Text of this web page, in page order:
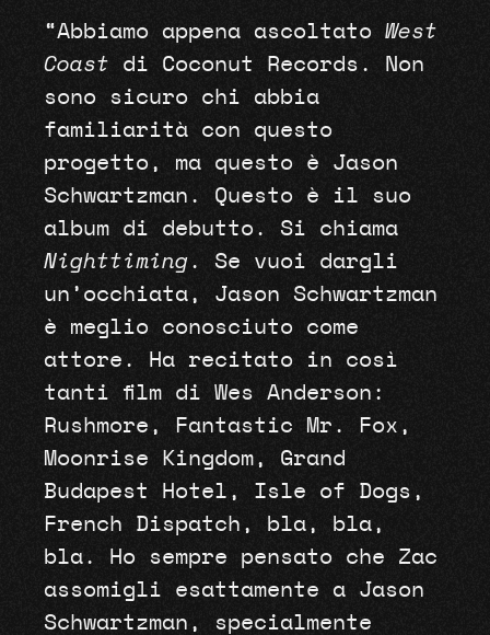
“Abbiamo appena ascoltato West
Coast di Coconut Records. Non
sono sicuro chi abbia
familiarità con questo
progetto, ma questo è Jason
Schwartzman. Questo è il suo
album di debutto. Si chiama
Nighttiming. Se vuoi dargli
un’occhiata, Jason Schwartzman
è meglio conosciuto come
attore. Ha recitato in così
tanti film di Wes Anderson:
Rushmore, Fantastic Mr. Fox,
Moonrise Kingdom, Grand
Budapest Hotel, Isle of Dogs,
French Dispatch, bla, bla,
bla. Ho sempre pensato che Zac
assomigli esattamente a Jason
Schwartzman, specialmente